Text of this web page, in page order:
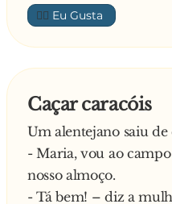
👍🏼
Caçar caracóis
Um alentejano saiu de
- Maria, vou ao
nosso almoço.
- Tá bem! – diz a